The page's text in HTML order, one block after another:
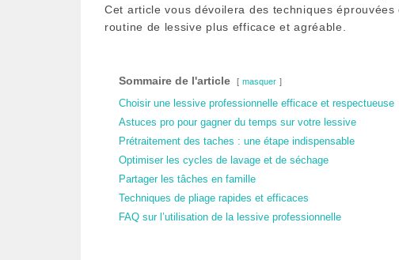
Cet article vous dévoilera des techniques
routine de lessive plus efficace et agréable.
Sommaire de l'article masquer
Choisir une lessive professionnelle efficace et respectueuse
Astuces pro pour gagner du temps sur votre lessive
Prétraitement des taches : une étape indispensable
Optimiser les cycles de lavage et de séchage
Partager les tâches en famille
Techniques de pliage rapides et efficaces
FAQ sur l’utilisation de la lessive professionnelle